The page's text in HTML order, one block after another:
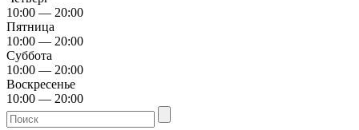
10:00 — 20:00
Пятница
10:00 — 20:00
Суббота
10:00 — 20:00
Воскресенье
10:00 — 20:00